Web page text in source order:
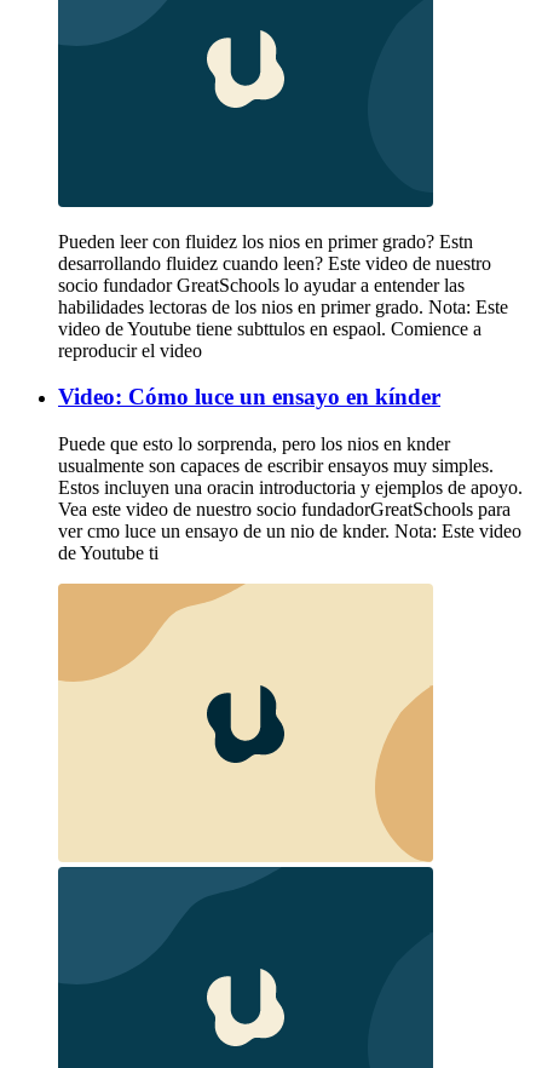
Pueden leer con fluidez los nios en primer grado? Estn
desarrollando fluidez cuando leen? Este video de nuestro
socio fundador GreatSchools lo ayudar a entender las
habilidades lectoras de los nios en primer grado. Nota: Este
video de Youtube tiene subttulos en espaol. Comience a
reproducir el video
Video: Cómo luce un ensayo en kínder
Puede que esto lo sorprenda, pero los nios en knder
usualmente son capaces de escribir ensayos muy simples.
Estos incluyen una oracin introductoria y ejemplos de apoyo.
Vea este video de nuestro socio fundadorGreatSchools para
ver cmo luce un ensayo de un nio de knder. Nota: Este video
de Youtube ti